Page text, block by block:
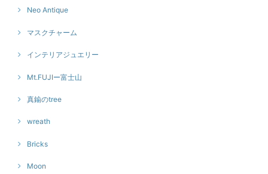
Neo Antique
マスクチャーム
インテリアジュエリー
Mt.FUJIー富士山
真鍮のtree
wreath
Bricks
Moon